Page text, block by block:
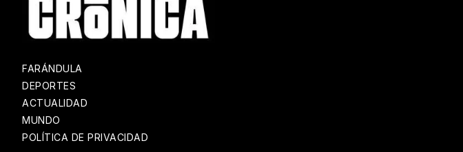
FARÁNDULA
DEPORTES
ACTUALIDAD
MUNDO
POLÍTICA DE PRIVACIDAD